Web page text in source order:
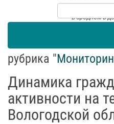
Посетители
* - в среднем в
рубрика "
Динамика
активности на
Вологодской